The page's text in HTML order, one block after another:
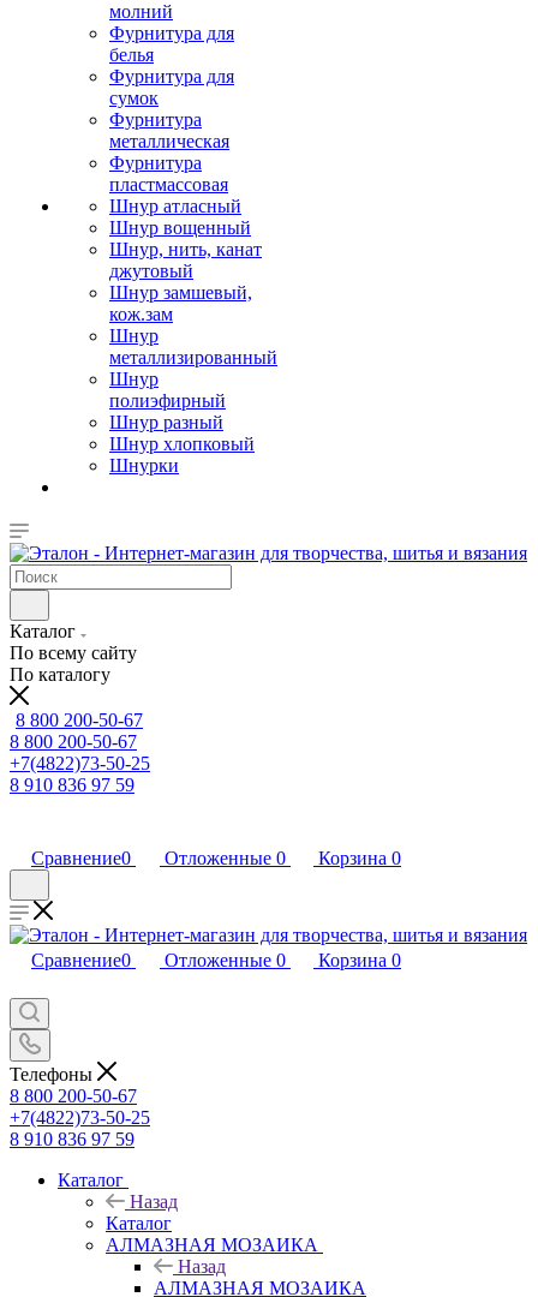
молний
Фурнитура для
белья
Фурнитура для
сумок
Фурнитура
металлическая
Фурнитура
пластмассовая
Шнур атласный
Шнур вощенный
Шнур, нить, канат
джутовый
Шнур замшевый,
кож.зам
Шнур
металлизированный
Шнур
полиэфирный
Шнур разный
Шнур хлопковый
Шнурки
Каталог
По всему сайту
По каталогу
8 800 200-50-67
8 800 200-50-67
+7(4822)73-50-25
8 910 836 97 59
Сравнение0 Отложенные 0 Корзина 0
Сравнение0 Отложенные 0 Корзина 0
Телефоны
8 800 200-50-67
+7(4822)73-50-25
8 910 836 97 59
Каталог
Назад
Каталог
АЛМАЗНАЯ МОЗАИКА
Назад
АЛМАЗНАЯ МОЗАИКА